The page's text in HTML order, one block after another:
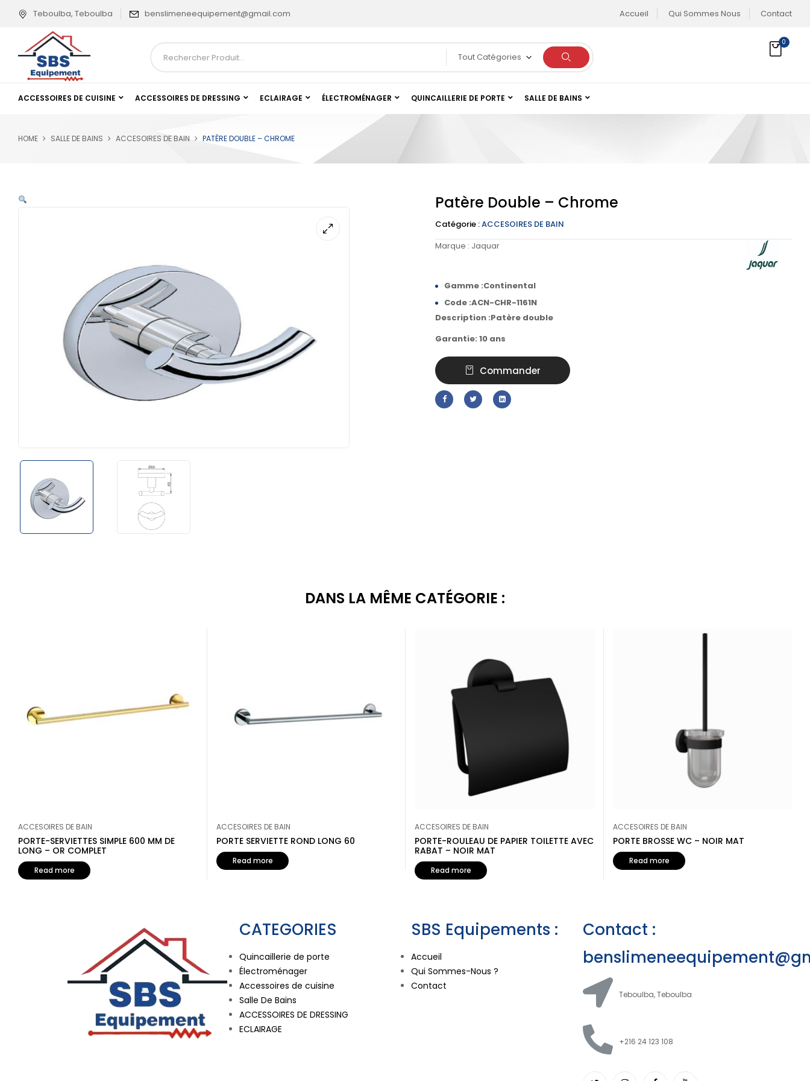
Teboulba, Teboulba benslimeneequipement@gmail.com Accueil Qui Sommes Nous Contact
Tout Catégories
0
ACCESSOIRES DE CUISINE ACCESSOIRES DE DRESSING ECLAIRAGE ÉLECTROMÉNAGER QUINCAILLERIE DE PORTE SALLE DE BAINS
HOME SALLE DE BAINS ACCESOIRES DE BAIN PATÈRE DOUBLE – CHROME
Patère Double – Chrome
Catégorie :ACCESOIRES DE BAIN
Marque : Jaquar
Gamme :Continental
Code :ACN-CHR-1161N
Description :Patère double
Garantie: 10 ans
Commander
DANS LA MÊME CATÉGORIE :
ACCESOIRES DE BAIN
PORTE-SERVIETTES SIMPLE 600 MM DE
LONG – OR COMPLET
Read more
ACCESOIRES DE BAIN
PORTE SERVIETTE ROND LONG 60
Read more
ACCESOIRES DE BAIN
PORTE-ROULEAU DE PAPIER TOILETTE AVEC
RABAT – NOIR MAT
Read more
ACCESOIRES DE BAIN
PORTE BROSSE WC – NOIR MAT
Read more
CATEGORIES
Quincaillerie de porte
Électroménager
Accessoires de cuisine
Salle De Bains
ACCESSOIRES DE DRESSING
ECLAIRAGE
SBS Equipements :
Accueil
Qui Sommes-Nous ?
Contact
Contact :
Teboulba, Teboulba
+216 24 123 108